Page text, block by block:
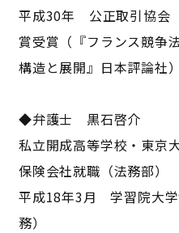
平成30年 公正取引協
賞受賞（『フランス競争
構造と展開』日本評論社）
◆弁護士 黒石啓介
私立開成高等学校・東京
保険会社就職（法務部）
平成18年3月 学習院大
務）